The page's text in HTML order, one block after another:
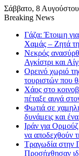
Σάββατο, 8
Breaking News
Γάζα: Έτοιμη
Χαμάς – Ζητά
Νεκρός
Αγκίστρι και
Ορεινό χωριό
τουριστών που
Χάος στο
πέταξε αυγά
Φωτιά σε
δυνάμεις και
Ιράν για
να αποδεχθούν
Τραγωδία στην
Προσήχθησαν